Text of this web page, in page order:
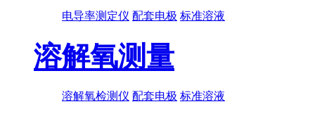
电导率测定仪 配套电极 标准溶液
溶解氧测量
溶解氧检测仪 配套电极 标准溶液